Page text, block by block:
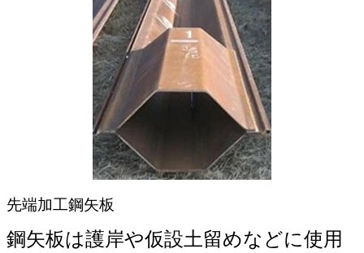
先端加工鋼矢板
鋼矢板は護岸や仮設土留めなどに使用